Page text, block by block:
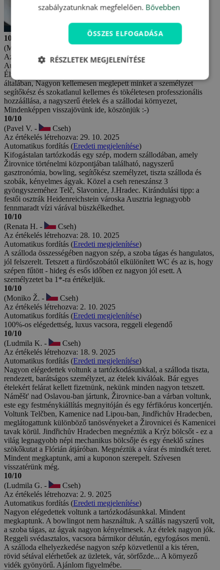
10/10
(Marcela H. -
Az értékelés létrehozva: 13. 11. 2025
Automatikus fordítás (Eredeti megjelenítése)
Élveztük a nagyszerű néhány napot a szállodában és Žirovnice
általában, Nagyon kellemesen meglepett minket a személyzet
segítőkész és szokatlanul kellemes és tökéletesen professzionális
hozzáállása, a nagyszerű ételek és a szállodai környezet,
Mindenképpen visszajövünk ide, köszönjük :-)
10/10
(Pavel V. -
Cseh)
Az értékelés létrehozva: 29. 10. 2025
Automatikus fordítás (Eredeti megjelenítése)
Kifogástalan tartózkodás egy szép, modern szállodában, amely
Žirovnice történelmi központjában található, nagyszerű
gasztronómia, bowling, segítőkész személyzet, tiszta szálloda és
szobák, kényelmes ágyak. Közel a cseh reneszánsz 3
gyöngyszeméhez Telč, Slavonice, J.Hradec. Kirándulási tipp: a
festői osztrák Heidenreichstein városka Ausztria legnagyobb
fennmaradt vízi várával büszkélkedhet.
10/10
(Renata H. -
Cseh)
Az értékelés létrehozva: 28. 10. 2025
Automatikus fordítás (Eredeti megjelenítése)
A szálloda összességében nagyon szép, a szoba tágas és hangulatos,
jól felszerelt. Tetszett a fürdőszobától elkülönített WC és az is, hogy
szépen fűtött - hideg és esős időben ez nagyon jól esett. A
személyzetet ba 1*-ra értékeljük.
10/10
(Moniko Ž. -
Cseh)
Az értékelés létrehozva: 2. 10. 2025
Automatikus fordítás (Eredeti megjelenítése)
100%-os elégedettség, luxus vacsora, reggeli elegendő
10/10
(Ludmila K. -
Cseh)
Az értékelés létrehozva: 18. 9. 2025
Automatikus fordítás (Eredeti megjelenítése)
Nagyon elégedettek voltunk a tartózkodásunkkal, a szálloda tiszta,
rendezett, barátságos személyzet, az ételek kiválóak. Bár egyes
ételekért felárat kellett fizetnünk, nekünk minden nagyon tetszett.
Náměšt' nad Oslavou-ban jártunk, Žirovnice-ban a várban voltunk,
este egy festménykiállítás megnyitóján és egy férfikórus koncertjén.
Voltunk Telčben, Kamenice nad Lipou-ban, Jindřichův Hradecben,
meglátogattunk különböző tanösvényeket a Žirovnicei és Kamenicei
tavak körül. Jindřichův Hradecben megnéztük a Krýz bölcsőt - ez a
világ legnagyobb népi mechanikus bölcsője és egy éneklő színes
szökőkutat a Flórián átjáróban. Megnéztük a várat és mindkét teret.
Mindent megkaptunk, ami a kuponon szerepelt. Szívesen
visszatérünk még.
10/10
(Ludmila G. -
Cseh)
Az értékelés létrehozva: 2. 9. 2025
Automatikus fordítás (Eredeti megjelenítése)
Nagyon elégedettek voltunk a tartózkodásunkkal. Mindent
megkaptunk. A bowlingot nem használtuk. A szállás nagyszerű volt,
a szoba tágas, az ágyak nagyon kényelmesek. Az ételek nagyon jók.
Reggeli svédasztalos, vacsora bármikor délután, egyfogásos menü.
A szálloda elhelyezkedése nagyon szép közvetlenül a kis téren,
rövid sétával elérhetőek az üzletek, vár, sörfőzde... A környező
vidék gyönyörű. Ajánlom figyelmébe.
szabályzatunknak megfelelően. Bővebben
ÖSSZES ELFOGADÁSA
RÉSZLETEK MEGJELENÍTÉSE